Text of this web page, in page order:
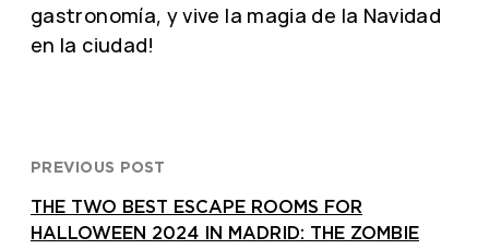
gastronomía, y vive la magia de la Navidad
en la ciudad!
PREVIOUS POST
THE TWO BEST ESCAPE ROOMS FOR
HALLOWEEN 2024 IN MADRID: THE ZOMBIE